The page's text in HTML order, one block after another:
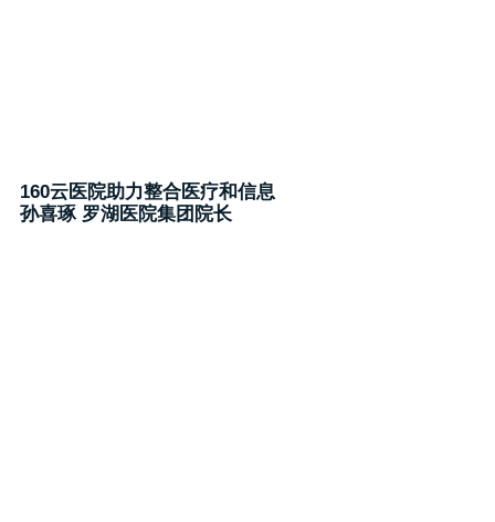
160云医院助力整合医疗和信息
孙喜琢 罗湖医院集团院长